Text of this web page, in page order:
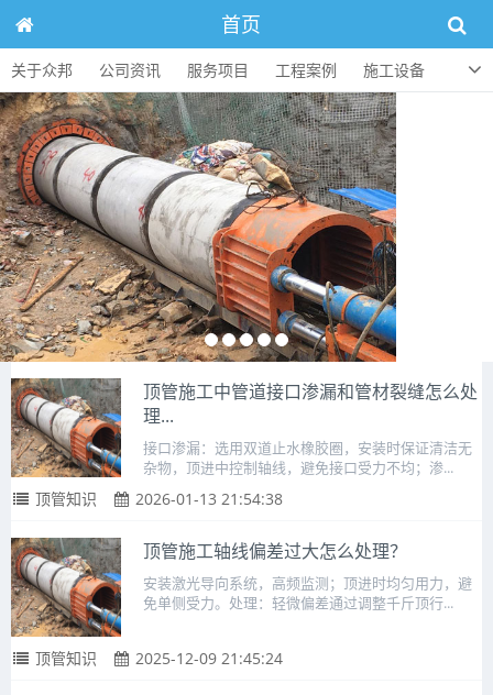
首页
关于众邦 公司资讯 服务项目 工程案例
施工设备
人才招聘
顶管知识 联系方式
顶管施工中管道接口渗漏和管材裂缝怎么处
理...
接口渗漏：选用双道止水橡胶圈，安装时保证清洁无
杂物，顶进中控制轴线，避免接口受力不均；渗...
顶管知识 2026-01-13 21:54:38
顶管施工轴线偏差过大怎么处理？
安装激光导向系统，高频监测；顶进时均匀用力，避
免单侧受力。处理：轻微偏差通过调整千斤顶行...
顶管知识 2025-12-09 21:45:24